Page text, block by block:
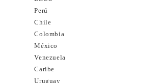
Perú
Chile
Colombia
México
Venezuela
Caribe
Uruguay